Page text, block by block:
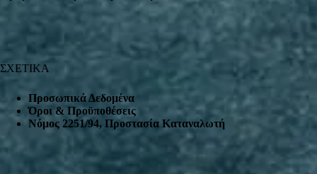
ΣΧΕΤΙΚΑ
Προσωπικά Δεδομένα
Όροι & Προϋποθέσεις
Nόμος 2251/94, Προστασία Καταναλωτή